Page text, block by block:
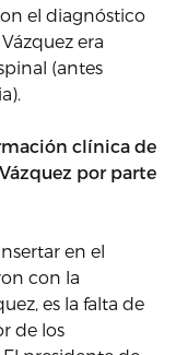
el diagnóstico
era
(antes
clínica de
por parte
en el
con la
es la falta de
de los